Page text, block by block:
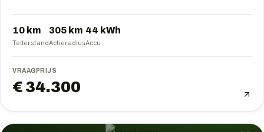
10 km
Tellerstand
305 km
Actieradius
44 kWh
Accu
VRAAGPRIJS
€ 34.300